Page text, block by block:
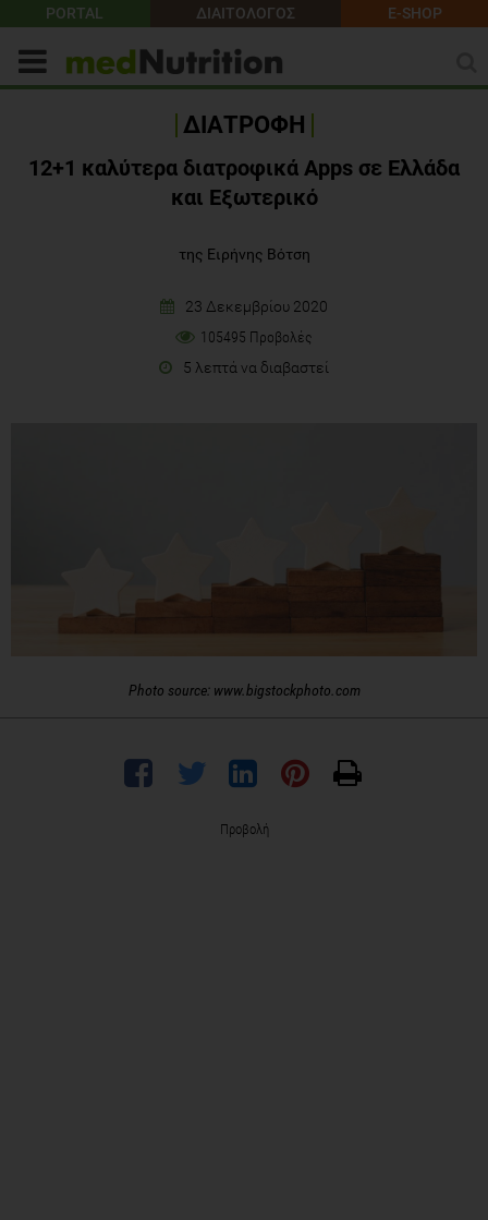
PORTAL ΔΙΑΙΤΟΛΟΓΟΣ E-SHOP
ΔΙΑΤΡΟΦΗ
12+1 καλύτερα διατροφικά Apps σε Ελλάδα
και Εξωτερικό
της Ειρήνης Βότση
23 Δεκεμβρίου 2020
105495 Προβολές
5 λεπτά να διαβαστεί
Photo source: www.bigstockphoto.com
Προβολή